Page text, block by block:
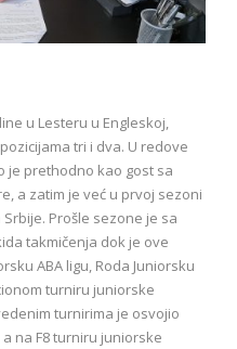
u Lesteru u Engleskoj,
tri i dva. U redove
je prethodno kao gost sa
a zatim je već u prvoj sezoni
Prošle sezone je sa
takmičenja dok je ove
ABA ligu, Roda Juniorsku
turniru juniorske
turnirima je osvojio
na F8 turniru juniorske